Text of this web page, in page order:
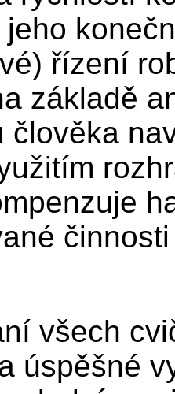
řízení
základě
člověka
všech
úspěšné